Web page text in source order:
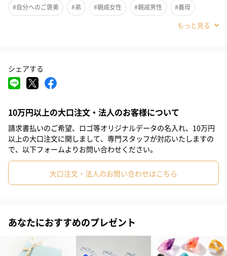
ギフトに特化した石鹸
アレルギー体質の方に"香り"をもっと楽しんでいただける、とて
も贅沢で気品のある日本では珍しいハート型ピンク色の"固形石
想いを伝えるのは言葉はいらず、贈り物だけで問題ありません。
そんな想いから生産されました。
#自分へのご褒美 #弟 #親戚女性 #親戚男性 #義母
#妹 #兄
#母親 #妻
#20代前半
#70代 #80代 #90代
シェアする
10万円以上の大口注文・法人のお客様について
請求書払いのご希望、ロゴ等オリジナルデータの名入れ、10万円
以上の大口注文に関しまして、専門スタッフが対応いたしますの
で、以下フォームよりお問い合わせください。
大口注文・法人のお問い合わせはこちら
あなたにおすすめのプレゼント